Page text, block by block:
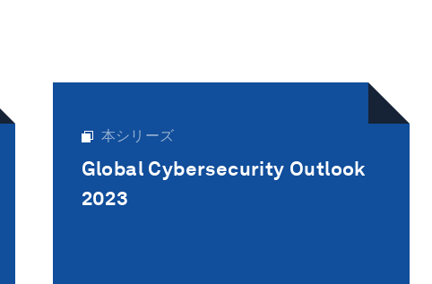
本シリーズ
Global Cybersecurity Outlook
2023